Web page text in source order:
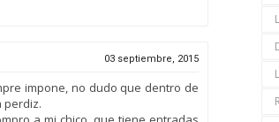
03 septiembre, 2015
impone, no dudo que dentro de
perdiz.